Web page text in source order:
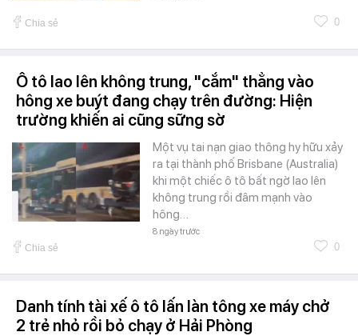
Chia sẻ 0
Ô tô lao lên không trung, "cắm" thẳng vào
hông xe buýt đang chạy trên đường: Hiện
trường khiến ai cũng sững sờ
Một vụ tai nạn giao thông hy hữu xảy
ra tại thành phố Brisbane (Australia)
khi một chiếc ô tô bất ngờ lao lên
không trung rồi đâm mạnh vào
hông…
8 ngày trước
Chia sẻ 0
Danh tính tài xế ô tô lấn làn tông xe máy chở
2 trẻ nhỏ rồi bỏ chạy ở Hải Phòng